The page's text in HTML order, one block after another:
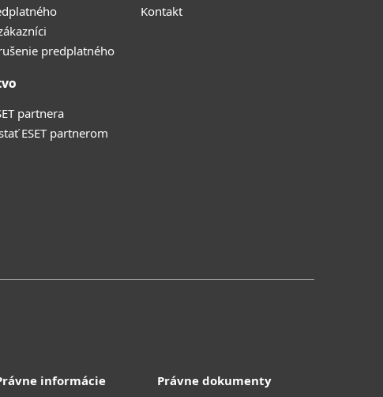
predplatného
partnera
ESET partnerom
Kontakt
informácie Právne dokumenty